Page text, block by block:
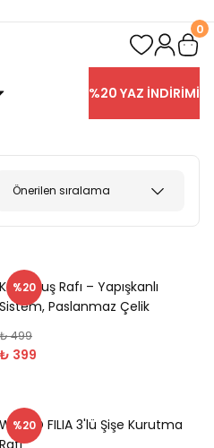
0
%20 YAZ İNDİRİMİ
%20
Köşe Duş Rafı – Yapışkanlı
Sistem, Paslanmaz Çelik
₺ 499
₺ 399
%20
WENKO FILIA 3'lü Şişe Kurutma
Rafı